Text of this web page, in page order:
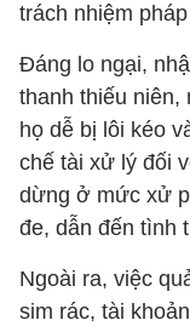
trách nhiệm
Đáng lo ngại,
thanh thiếu niên,
họ dễ bị lôi kéo
chế tài xử lý đối
dừng ở mức xử
đe, dẫn đến tình
Ngoài ra, việc
sim rác, tài